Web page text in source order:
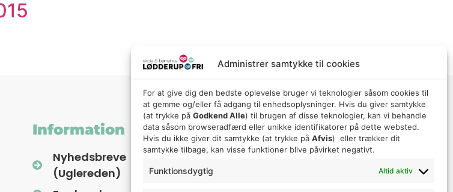
Administrer samtykke til cookies
For at give dig den bedste oplevelse bruger vi teknologier såsom cookies til
at gemme og/eller få adgang til enhedsoplysninger. Hvis du giver samtykke
(at trykke på Godkend Alle) til brugen af ​​disse teknologier, kan vi behandle
data såsom browseradfærd eller unikke identifikatorer på dette websted.
Hvis du ikke giver dit samtykke (at trykke på Afvis) eller trækker dit
samtykke tilbage, kan visse funktioner blive påvirket negativt.
Funktionsdygtig Altid aktiv
Information
Nyhedsbreve
(Uglereden)
INDMELD DIT BARN
Indmeld dit barn nemt og hurtigt her på